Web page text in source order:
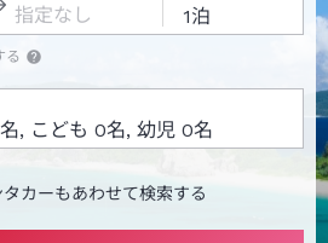
る
タカーもあわせて検索する